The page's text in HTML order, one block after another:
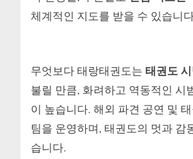
체계적인 지도를 받을 수 있습니
무엇보다 태랑태권도는 태권도
불릴 만큼, 화려하고 역동적인 시
이 높습니다. 해외 파견 공연 및
팀을 운영하며, 태권도의 멋과 감
습니다.